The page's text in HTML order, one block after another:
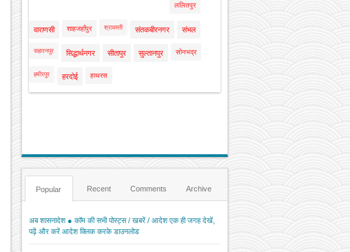
ललितपुर
वाराणसी शाहजहाँपुर श्रावस्ती संतकबीरनगर संभल
सहारनपुर सिद्धार्थनगर सीतापुर सुल्तानपुर सोनभद्र
हमीरपुर हरदोई हाथरस
Popular Recent Comments Archive
अब शासनादेश ● कॉम की सभी पोस्ट्स / खबरें / आदेश एक ही जगह देखें,
पढ़ें और करें आदेश क्लिक करके डाउनलोड